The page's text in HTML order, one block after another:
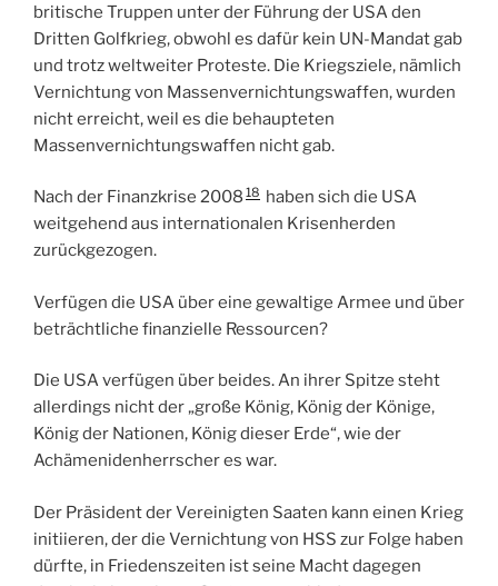
britische Truppen unter der Führung der USA den
Dritten Golfkrieg, obwohl es dafür kein UN-Mandat gab
und trotz weltweiter Proteste. Die Kriegsziele, nämlich
Vernichtung von Massenvernichtungswaffen, wurden
nicht erreicht, weil es die behaupteten
Massenvernichtungswaffen nicht gab.
Nach der Finanzkrise 2008 18 haben sich die USA
weitgehend aus internationalen Krisenherden
zurückgezogen.
Verfügen die USA über eine gewaltige Armee und über
beträchtliche finanzielle Ressourcen?
Die USA verfügen über beides. An ihrer Spitze steht
allerdings nicht der „große König, König der Könige,
König der Nationen, König dieser Erde“, wie der
Achämenidenherrscher es war.
Der Präsident der Vereinigten Saaten kann einen Krieg
initiieren, der die Vernichtung von HSS zur Folge haben
dürfte, in Friedenszeiten ist seine Macht dagegen